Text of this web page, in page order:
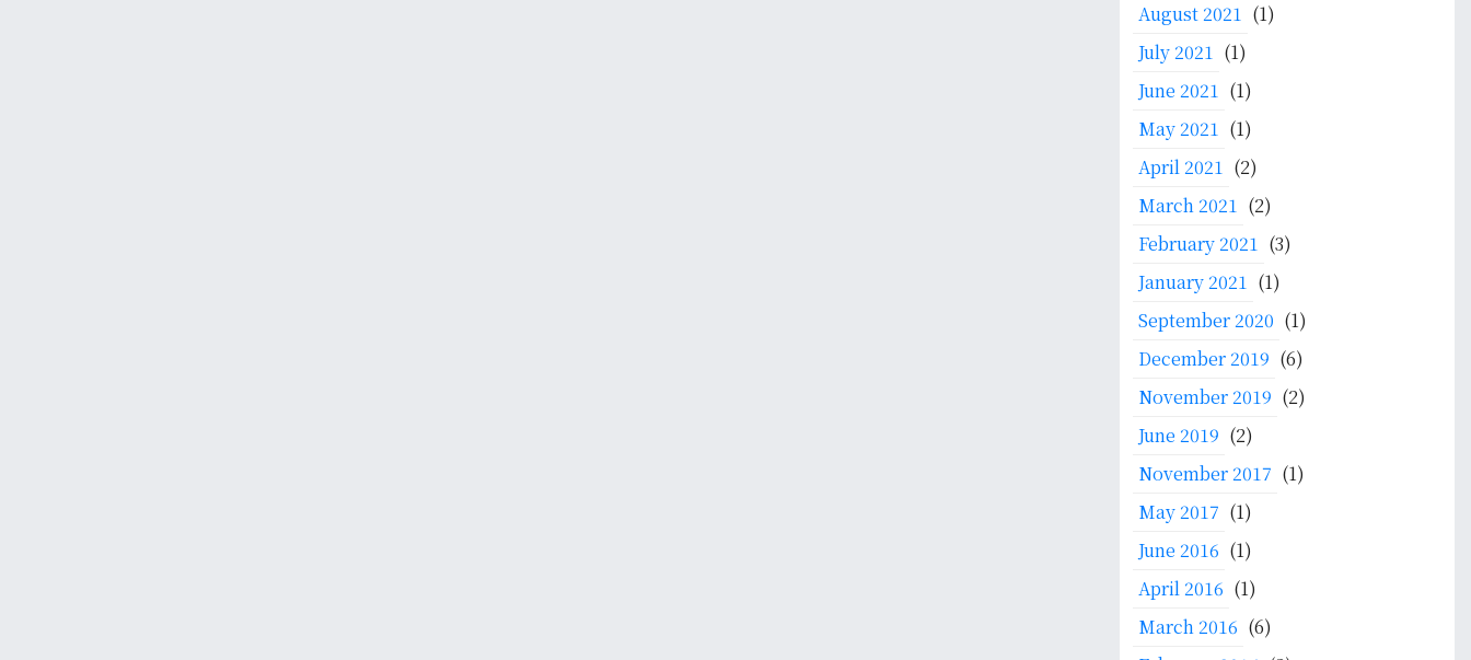
August 2021 (1)
July 2021 (1)
June 2021 (1)
May 2021 (1)
April 2021 (2)
March 2021 (2)
February 2021 (3)
January 2021 (1)
September 2020 (1)
December 2019 (6)
November 2019 (2)
June 2019 (2)
November 2017 (1)
May 2017 (1)
June 2016 (1)
April 2016 (1)
March 2016 (6)